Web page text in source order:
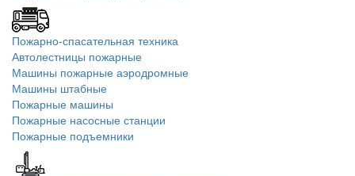
Пожарно-спасательная техника
Автолестницы пожарные
Машины пожарные аэродромные
Машины штабные
Пожарные машины
Пожарные насосные станции
Пожарные подъемники